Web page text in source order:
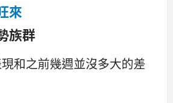
來
族群
和之前幾週並沒多大的差